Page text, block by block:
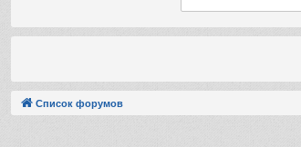
Список форумов